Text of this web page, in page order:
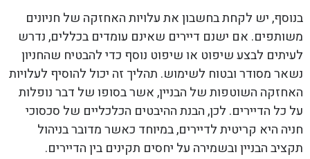
בנוסף, יש לקחת בחשבון את עלויות האחזקה של חניונים
משותפים. אם ישנם דיירים שאינם עומדים בכללים, נדרש
לעיתים לבצע שיפוט או שיפוט נוסף כדי להבטיח שהחניון
נשאר מסודר ובטוח לשימוש. תהליך זה יכול להוסיף לעלויות
האחזקה השוטפות של הבניין, אשר בסופו של דבר נופלות
על כל הדיירים. לכן, הבנת ההיבטים הכלכליים של סכסוכי
חניה היא קריטית לדיירים, במיוחד כאשר מדובר בניהול
תקציב הבניין ובשמירה על יחסים תקינים בין הדיירים.